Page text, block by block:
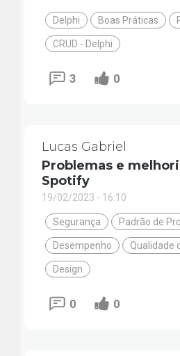
Delphi Boas Práticas
CRUD - Delphi
3 0
Lucas Gabriel
Problemas e
Spotify
19/02/2023 - 16:10
Segurança Padrão de
Desempenho Qualidade
Design
0 0